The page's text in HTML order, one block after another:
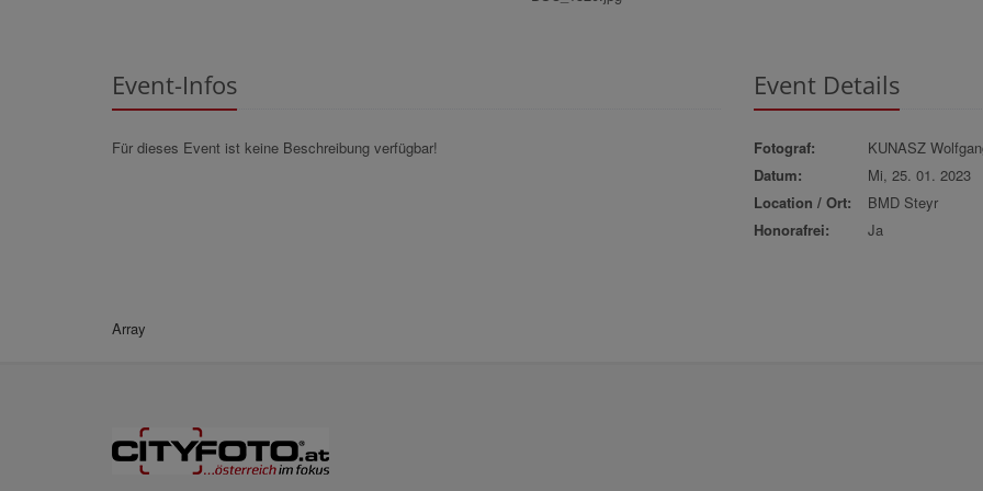
Event-Infos
Für dieses Event ist keine Beschreibung verfügbar!
Event Details
Fotograf:
KUNASZ
Datum:
Mi, 25. 01. 2023
Location / Ort:
BMD Steyr
Honorafrei:
Ja
Array